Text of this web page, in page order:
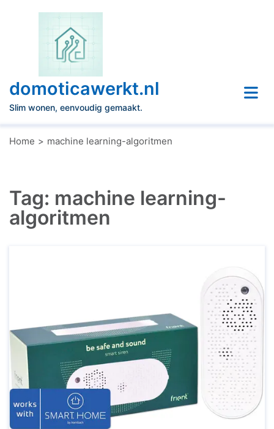
domoticawerkt.nl
Slim wonen, eenvoudig gemaakt.
Home machine learning-algoritmen
Tag: machine learning-
algoritmen